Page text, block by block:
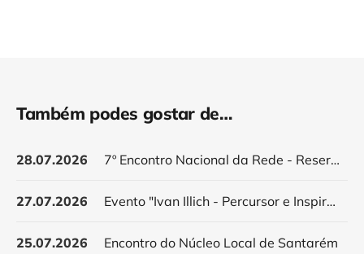
Também podes gostar de…
28.07.2026 7º Encontro Nacional da Rede - Reservar data
27.07.2026 Evento "Ivan Illich - Percursor e Inspirador do Decrescimento"
25.07.2026 Encontro do Núcleo Local de Santarém